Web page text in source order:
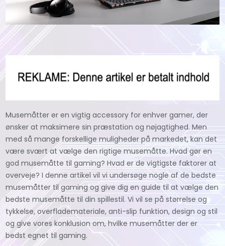
Musemåtter er en vigtig accessory for enhver gamer, der
ønsker at maksimere sin præstation og nøjagtighed. Men
med så mange forskellige muligheder på markedet, kan det
være svært at vælge den rigtige musemåtte. Hvad gør en
god musemåtte til gaming? Hvad er de vigtigste faktorer at
overveje? I denne artikel vil vi undersøge nogle af de bedste
musemåtter til gaming og give dig en guide til at vælge den
bedste musemåtte til din spillestil. Vi vil se på størrelse og
tykkelse, overflademateriale, anti-slip funktion, design og stil
og give vores konklusion om, hvilke musemåtter der er
bedst egnet til gaming.